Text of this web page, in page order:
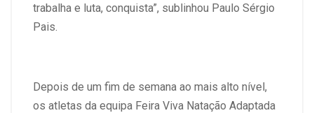
trabalha e luta, conquista”, sublinhou Paulo Sérgio
Pais.
Depois de um fim de semana ao mais alto nível,
os atletas da equipa Feira Viva Natação Adaptada